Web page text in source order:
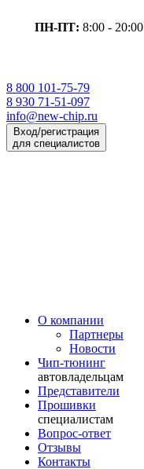
ПН-ПТ: 8:00 - 20:00
8 800 101-75-79
8 930 71-51-097
info@new-chip.ru
Вход/регистрация
для специалистов
О компании
Партнеры
Новости
Чип-тюнинг
автовладельцам
Представители
Прошивки
специалистам
Вопрос-ответ
Отзывы
Контакты